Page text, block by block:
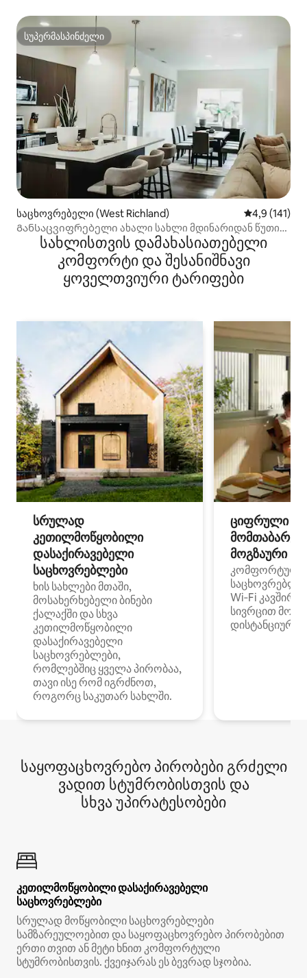
სუპერმასპინძელი
სუპერმასპინძელი
საცხოვრებელი (West Richland) საშუალო
4,9 (141)
Განსაცვიფრებელი ახალი სახლი მდინარიდან წუთის
სავალზესახლისთვის დამახასიათებელი
კომფორტი და შესანიშნავი
ყოველთვიური ტარიფები
სრულად
კეთილმოწყობილი
დასაქირავებელი
საცხოვრებლები
ხის სახლები მთაში,
მოსახერხებელი ბინები
ქალაქში და სხვა
კეთილმოწყობილი
დასაქირავებელი
საცხოვრებლები,
რომლებშიც ყველა პირობაა,
თავი ისე რომ იგრძნოთ,
როგორც საკუთარ სახლში.
ციფრული
მოგზაური
კომფორტული
Wi‑Fi
სივრცით
დისტანციური
საყოფაცხოვრებო პირობები გრძელი
ვადით სტუმრობისთვის და
სხვა უპირატესობები
კეთილმოწყობილი დასაქირავებელი
საცხოვრებლები
სრულად მოწყობილი საცხოვრებლები
სამზარეულოებით და საყოფაცხოვრებო პირობებით
ერთი თვით ან მეტი ხნით კომფორტული
სტუმრობისთვის. ქვეიჯარას ეს ბევრად სჯობია.